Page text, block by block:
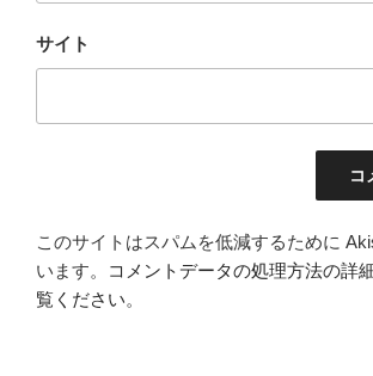
サイト
このサイトはスパムを低減するために
います。
コメントデータの処理方法の詳
覧ください。